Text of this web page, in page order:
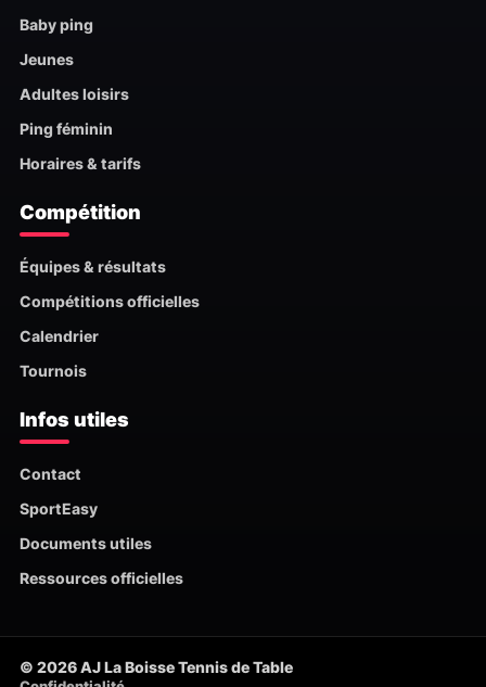
Baby ping
Jeunes
Adultes loisirs
Ping féminin
Horaires & tarifs
Compétition
Équipes & résultats
Compétitions officielles
Calendrier
Tournois
Infos utiles
Contact
SportEasy
Documents utiles
Ressources officielles
© 2026 AJ La Boisse Tennis de Table